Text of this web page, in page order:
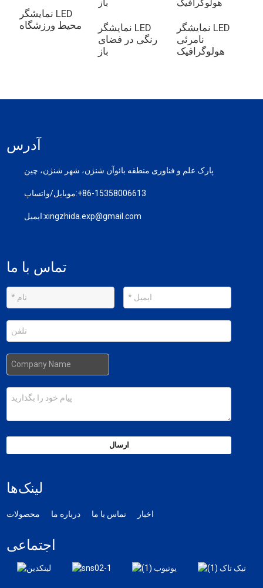
نمایشگر LED
محیط ورزشگاه
نمایشگر LED
رنگی در فضای
باز
نمایشگر LED
نامرئی
هولوگرافیک
آدرس
پارک علم و فناوری منطقه بائوآن شنژن، شهر شنژن، چین
موبایل/واتساپ:‎+86-15358006613‎
ایمیل:xingzhida.exp@gmail.com
تماس با ما
ارسال
لینک‌ها
محصولات درباره ما تماس با ما اخبار
اجتماعی